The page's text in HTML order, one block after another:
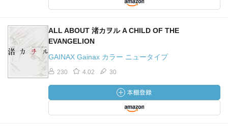
ALL ABOUT 渚カヲル A CHILD OF THE
EVANGELION
GAINAX Gainax カラー ニュータイプ
230 4.02 30